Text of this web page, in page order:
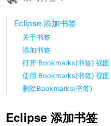
Eclipse 添加书签
关于书签
添加书签
打开 Bookmarks(书签) 视图
使用 Bookmarks(书签) 视图
删除Bookmarks(书签)
Eclipse 添加书签